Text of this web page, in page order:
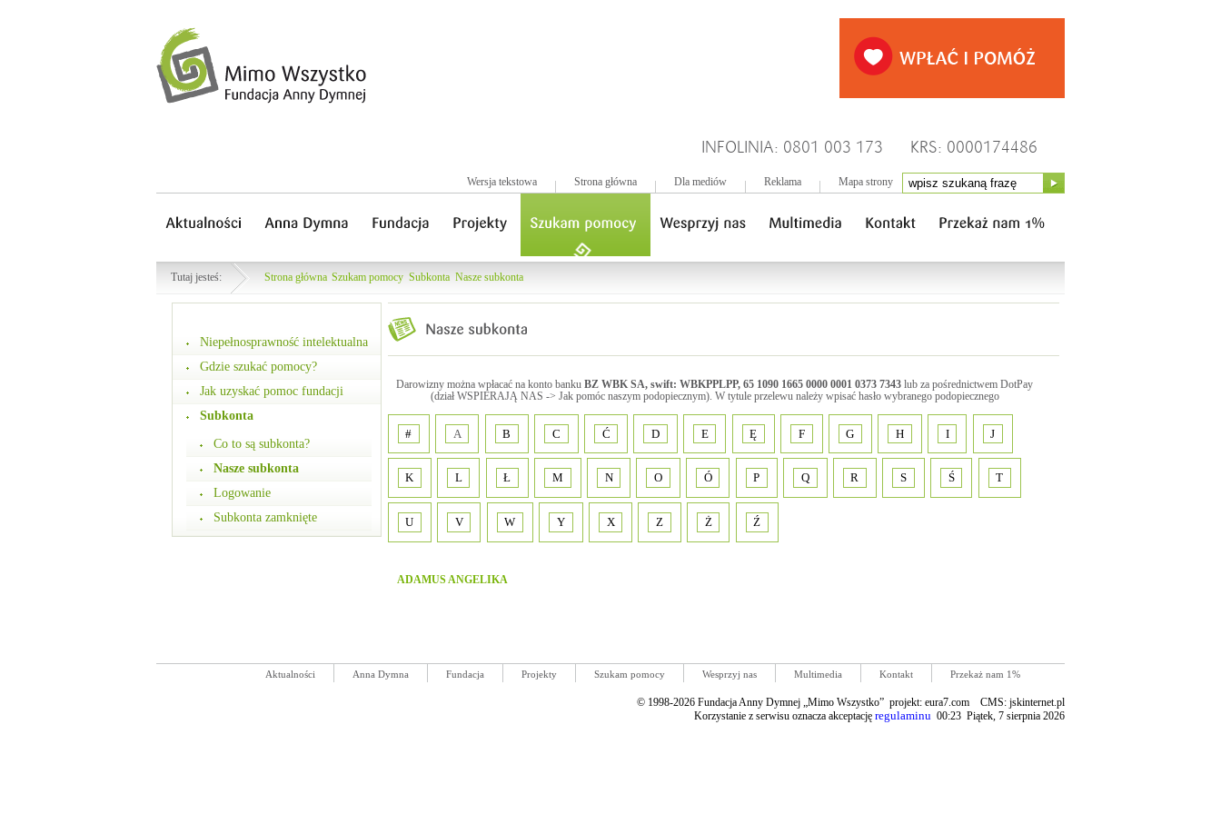
KRS: 0000174486
INFOLINIA: 0801 003 173
Wersja tekstowa Strona główna Dla mediów Reklama Mapa strony
Tutaj jesteś: Strona główna Szukam pomocy Subkonta Nasze subkonta
Niepełnosprawność intelektualna
Gdzie szukać pomocy?
Jak uzyskać pomoc fundacji
Subkonta
Co to są subkonta?
Nasze subkonta
Logowanie
Subkonta zamknięte
Darowizny można wpłacać na konto banku BZ WBK SA, swift: WBKPPLPP, 65 1090 1665 0000 0001 0373 7343 lub za pośrednictwem DotPay
(dział WSPIERAJĄ NAS -> Jak pomóc naszym podopiecznym). W tytule przelewu należy wpisać hasło wybranego podopiecznego
# A B C Ć D E Ę F G H I J
K L Ł M N O Ó P Q R S Ś T
U V W Y X Z Ż Ź
ADAMUS ANGELIKA
Aktualności Anna Dymna Fundacja Projekty Szukam pomocy Wesprzyj nas Multimedia Kontakt Przekaż nam 1%
© 1998-2026 Fundacja Anny Dymnej „Mimo Wszystko” projekt: eura7.com CMS: jskinternet.pl
Korzystanie z serwisu oznacza akceptację regulaminu 00:23 Piątek, 7 sierpnia 2026